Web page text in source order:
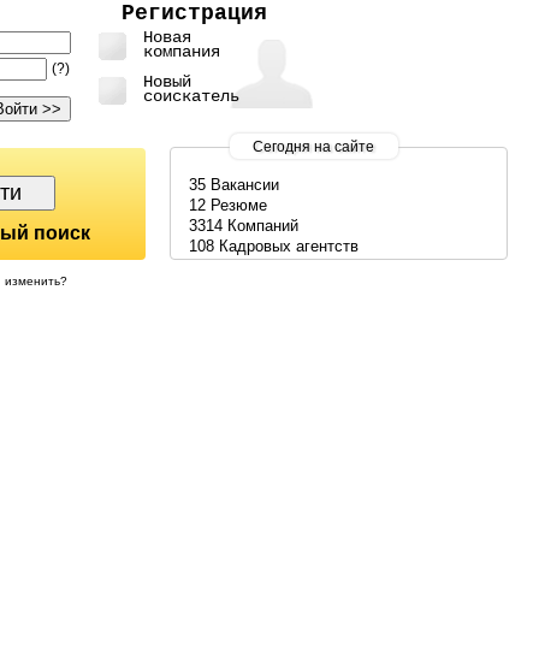
Регистрация
Новая
компания
Новый
соискатель
(?)
поиск
изменить?
Сегодня на сайте
35 Вакансии
12 Резюме
3314 Компаний
108 Кадровых агентств